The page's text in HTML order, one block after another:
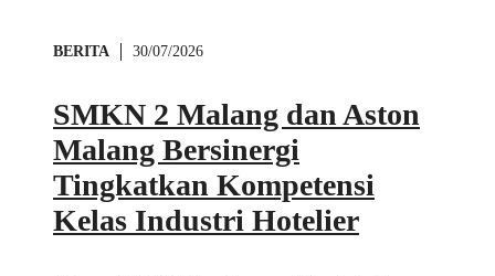
BERITA 30/07/2026
SMKN 2 Malang dan Aston
Malang Bersinergi
Tingkatkan Kompetensi
Kelas Industri Hotelier